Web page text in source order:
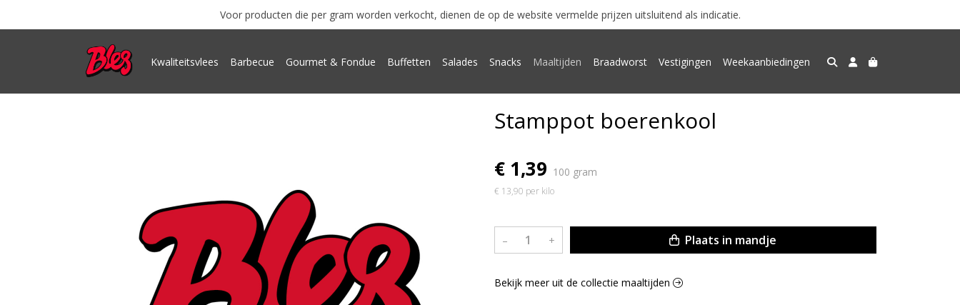
Voor producten die per gram worden verkocht, dienen de op de website vermelde prijzen uitsluitend als indicatie.
Kwaliteitsvlees Barbecue Gourmet & Fondue Buffetten Salades Snacks Maaltijden Braadworst Vestigingen Weekaanbiedingen
Stamppot boerenkool
€ 1,39 100 gram
€ 13,90 per kilo
– + Plaats in mandje
Bekijk meer uit de collectie maaltijden